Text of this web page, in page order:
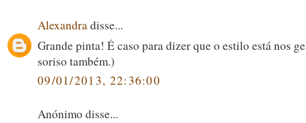
Alexandradisse...
Grande pinta! É caso para dizer que o estilo está nos
soriso também.)
09/01/2013, 22:36:00
Anónimo disse...